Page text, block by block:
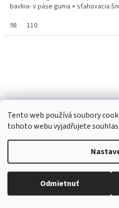
Tento web používá soubory
tohoto webu vyjadřujete
Odmietnuť
bavlna- v páse guma + sťahovacia
98
110